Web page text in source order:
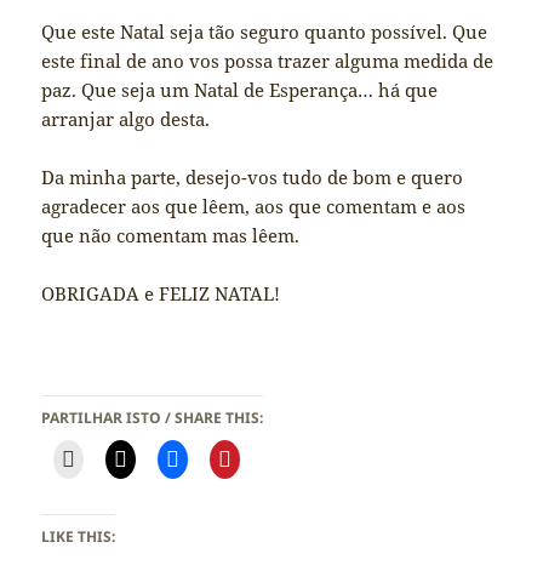
Que este Natal seja tão seguro quanto possível. Que
este final de ano vos possa trazer alguma medida de
paz. Que seja um Natal de Esperança… há que
arranjar algo desta.
Da minha parte, desejo-vos tudo de bom e quero
agradecer aos que lêem, aos que comentam e aos
que não comentam mas lêem.
OBRIGADA e FELIZ NATAL!
PARTILHAR ISTO / SHARE THIS:
LIKE THIS: